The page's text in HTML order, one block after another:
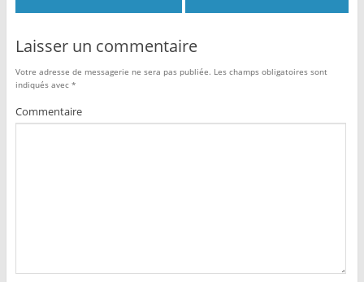
Laisser un commentaire
Votre adresse de messagerie ne sera pas publiée. Les champs obligatoires sont
indiqués avec *
Commentaire